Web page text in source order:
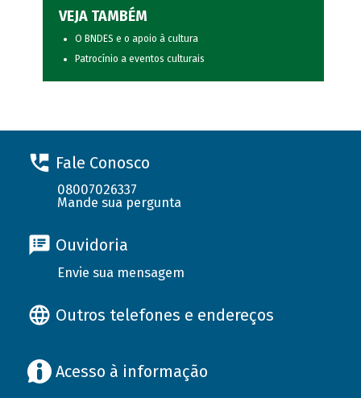
VEJA TAMBÉM
O BNDES e o apoio à cultura
Patrocínio a eventos culturais
Fale Conosco
08007026337
Mande sua pergunta
Ouvidoria
Envie sua mensagem
Outros telefones e endereços
Acesso à informação